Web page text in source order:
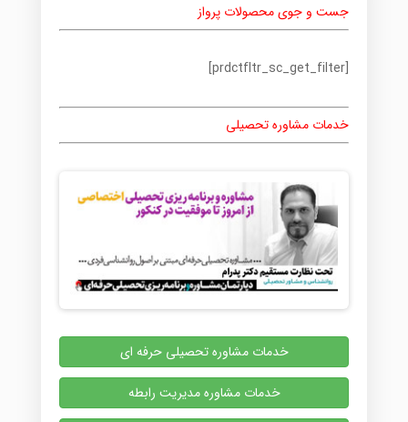
جست و جوی محصولات پرواز
[prdctfltr_sc_get_filter]
خدمات مشاوره تحصیلی
خدمات مشاوره تحصیلی حرفه ای
خدمات مشاوره مدیریت رابطه